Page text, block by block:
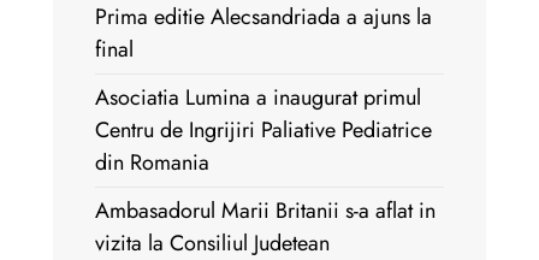
Prima editie Alecsandriada a ajuns la
final
Asociatia Lumina a inaugurat primul
Centru de Ingrijiri Paliative Pediatrice
din Romania
Ambasadorul Marii Britanii s-a aflat in
vizita la Consiliul Judetean